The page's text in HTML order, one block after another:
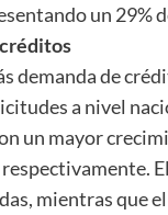
un 29%
demanda de
a nivel
un mayor
mientras que